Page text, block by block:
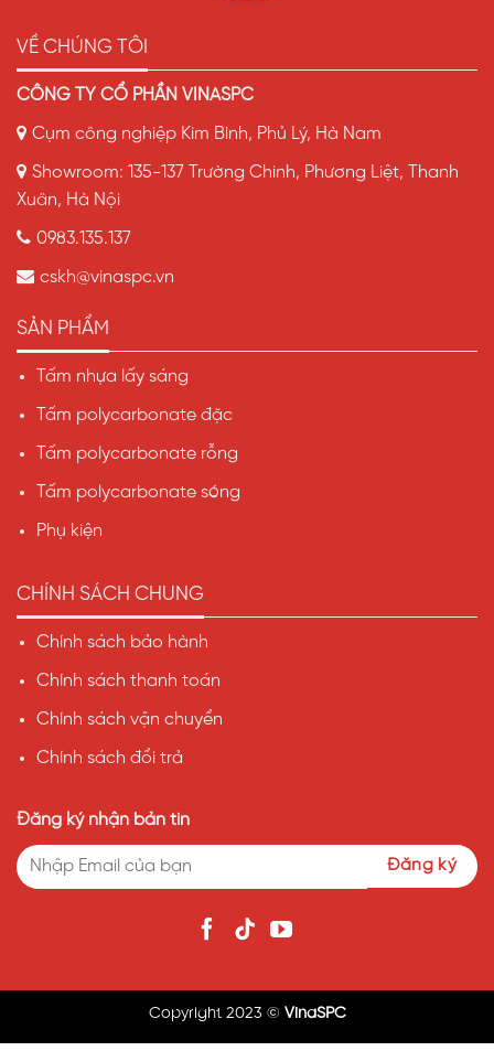
VỀ CHÚNG TÔI
CÔNG TY CỔ PHẦN VINASPC
Cụm công nghiệp Kim Bình, Phủ Lý, Hà Nam
Showroom: 135-137 Trường Chinh, Phương Liệt, Thanh
Xuân, Hà Nội
0983.135.137
cskh@vinaspc.vn
SẢN PHẨM
Tấm nhựa lấy sáng
Tấm polycarbonate đặc
Tấm polycarbonate rỗng
Tấm polycarbonate sóng
Phụ kiện
CHÍNH SÁCH CHUNG
Chính sách bảo hành
Chính sách thanh toán
Chính sách vận chuyển
Chính sách đổi trả
Đăng ký nhận bản tin
Copyright 2023 © VinaSPC